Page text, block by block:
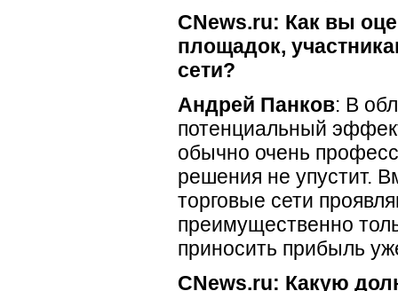
CNews.ru: Как вы
площадок,
сети?
Андрей Панков: В
потенциальный
обычно очень
решения не упустит.
торговые сети
преимущественно
приносить прибыль
CNews.ru: Какую